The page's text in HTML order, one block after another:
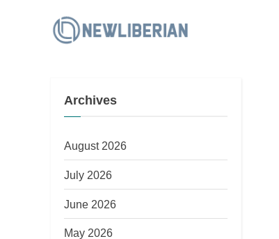
e
r
Archives
August 2026
July 2026
June 2026
May 2026